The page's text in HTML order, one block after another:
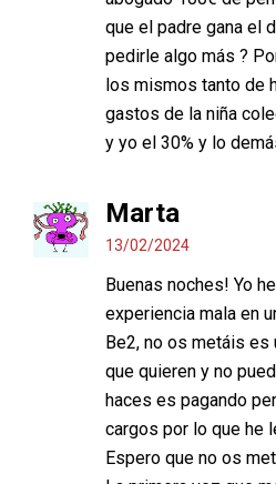
que el padre gana el
pedirle algo más ?
los mismos tanto de
gastos de la niña
y yo el 30% y lo
Marta
13/02/2024
Buenas noches! Yo
experiencia mala en
Be2, no os metáis
que quieren y no
haces es pagando
cargos por lo que he
Espero que no os